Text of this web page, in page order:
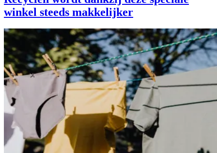
winkel steeds makkelijker